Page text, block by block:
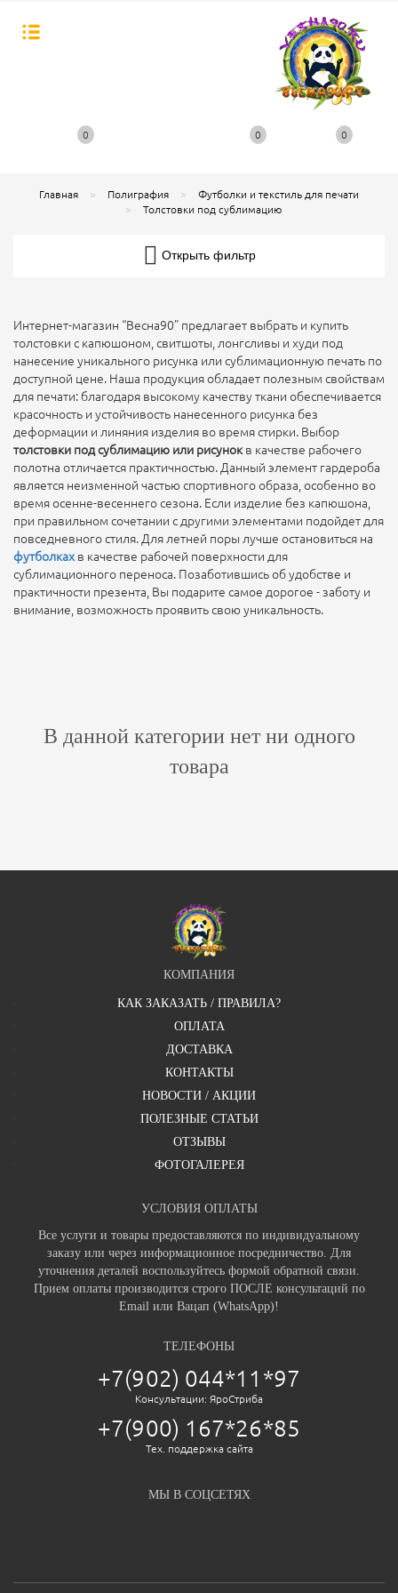
0 0 0
Главная Полиграфия
Футболки и текстиль для печати
Толстовки под сублимацию
Открыть фильтр
Интернет-магазин “Весна90” предлагает выбрать и купить
толстовки с капюшоном, свитшоты, лонгсливы и худи под
нанесение уникального рисунка или сублимационную печать по
доступной цене. Наша продукция обладает полезным свойствам
для печати: благодаря высокому качеству ткани обеспечивается
красочность и устойчивость нанесенного рисунка без
деформации и линяния изделия во время стирки. Выбор
толстовки под сублимацию или рисунок в качестве рабочего
полотна отличается практичностью. Данный элемент гардероба
является неизменной частью спортивного образа, особенно во
время осенне-весеннего сезона. Если изделие без капюшона,
при правильном сочетании с другими элементами подойдет для
повседневного стиля. Для летней поры лучше остановиться на
футболках в качестве рабочей поверхности для
сублимационного переноса. Позаботившись об удобстве и
практичности презента, Вы подарите самое дорогое - заботу и
внимание, возможность проявить свою уникальность.
В данной категории нет ни одного
товара
КОМПАНИЯ
КАК ЗАКАЗАТЬ / ПРАВИЛА?
ОПЛАТА
ДОСТАВКА
КОНТАКТЫ
НОВОСТИ / АКЦИИ
ПОЛЕЗНЫЕ СТАТЬИ
ОТЗЫВЫ
ФОТОГАЛЕРЕЯ
УСЛОВИЯ ОПЛАТЫ
Все услуги и товары предоставляются по индивидуальному
заказу или через информационное посредничество. Для
уточнения деталей воспользуйтесь формой обратной связи.
Прием оплаты производится строго ПОСЛЕ консультаций по
Email или Вацап (WhatsApp)!
ТЕЛЕФОНЫ
+7(902) 044*11*97
Консультации: ЯроСтриба
+7(900) 167*26*85
Тех. поддержка сайта
МЫ В СОЦСЕТЯХ